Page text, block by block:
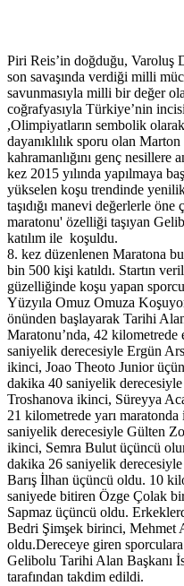
Piri Reis’in doğduğu, Varoluş
son savaşında verdiği milli
savunmasıyla milli bir değer
coğrafyasıyla Türkiye’nin
,Olimpiyatların sembolik
dayanıklılık sporu olan
kahramanlığını genç
kez 2015 yılında yapılmaya
yükselen koşu trendinde
taşıdığı manevi değerlerle
maratonu' özelliği taşıyan
katılım ile koşuldu.
8. kez düzenlenen Maratona
bin 500 kişi katıldı. Startın
güzelliğinde koşu yapan
Yüzyıla Omuz Omuza
önünden başlayarak Tarihi
Maratonu’nda, 42 kilometrede
saniyelik derecesiyle Ergün
ikinci, Joao Theoto Junior
dakika 40 saniyelik
Troshanova ikinci, Süreyya
21 kilometrede yarı
saniyelik derecesiyle Gülten
ikinci, Semra Bulut üçüncü
dakika 26 saniyelik
Barış İlhan üçüncü oldu. 10
saniyede bitiren Özge Çolak
Sapmaz üçüncü oldu.
Bedri Şimşek birinci, Mehmet
oldu.Dereceye giren
Gelibolu Tarihi Alan Başkanı
tarafından takdim edildi.